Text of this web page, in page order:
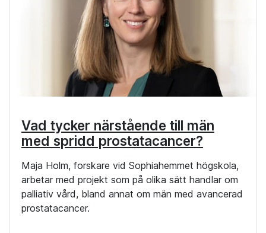
Vad tycker närstående till män
med spridd prostatacancer?
Maja Holm, forskare vid Sophiahemmet högskola,
arbetar med projekt som på olika sätt handlar om
palliativ vård, bland annat om män med avancerad
prostatacancer.